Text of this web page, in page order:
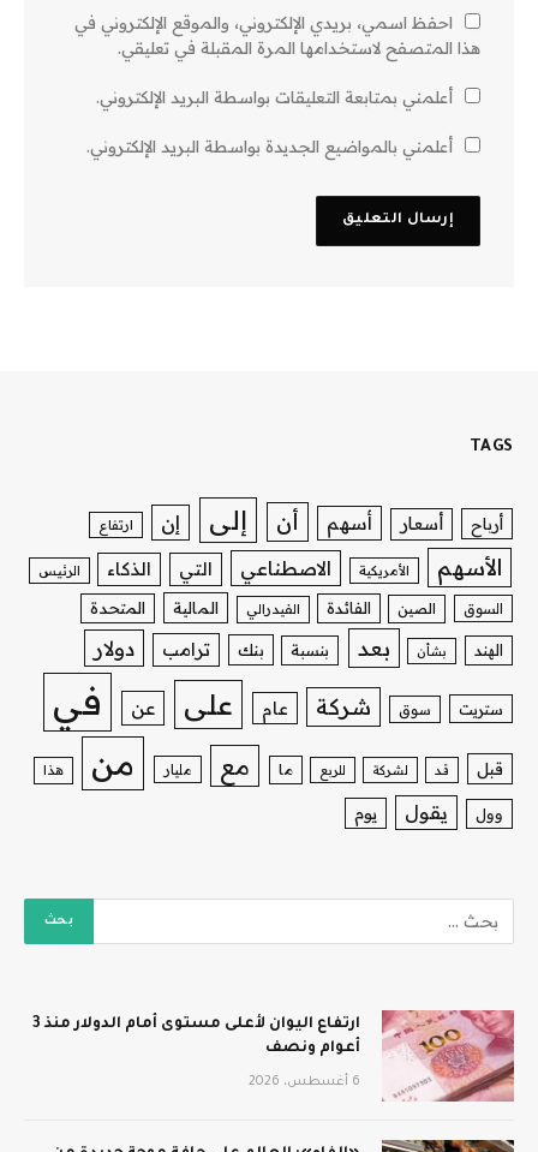
احفظ اسمي، بريدي الإلكتروني، والموقع الإلكتروني في
هذا المتصفح لاستخدامها المرة المقبلة في تعليقي.
أعلمني بمتابعة التعليقات بواسطة البريد الإلكتروني.
أعلمني بالمواضيع الجديدة بواسطة البريد الإلكتروني.
TAGS
أرباح أسعار أسهم أن إلى إن ارتفاع
الأسهم الأمريكية الاصطناعي التي الذكاء الرئيس
السوق الصين الفائدة الفيدرالي المالية المتحدة
الهند بشأن بعد بنسبة بنك ترامب دولار
ستريت سوق شركة عام على عن في
قبل قد لشركة للربع ما مع مليار من هذا
وول يقول يوم
ارتفاع اليوان لأعلى مستوى أمام الدولار منذ 3
أعوام ونصف
6 أغسطس، 2026